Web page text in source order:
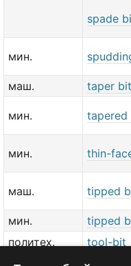
spade
мин.
маш.
taper bit
мин. tapered
мин. thin-
маш. tipped
мин.
tipped
политех.
tool-bit
маш.
tool-